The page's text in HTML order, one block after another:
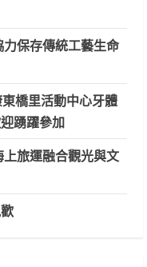
保存傳統工藝生命
橋里活動中心牙體
踴躍參加
旅運融合觀光與文